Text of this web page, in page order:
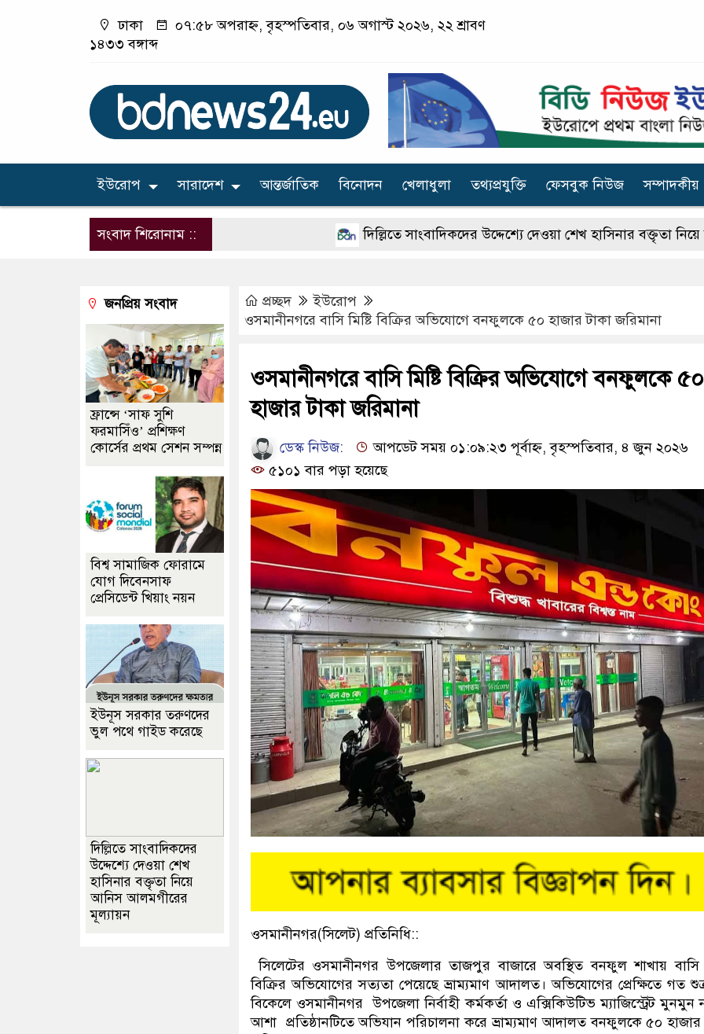
ঢাকা
০৭:৫৮ অপরাহ্ন, বৃহস্পতিবার, ০৬ অগাস্ট ২০২৬, ২২ শ্রাবণ
১৪৩৩ বঙ্গাব্দ
ইউরোপ সারাদেশ আন্তর্জাতিক বিনোদন খেলাধুলা তথ্যপ্রযুক্তি ফেসবুক নিউজ সম্পাদকীয়
সংবাদ শিরোনাম :: দিল্লিতে সাংবাদিকদের উদ্দেশ্যে দেওয়া শেখ হাসিনার বক্তৃতা নিয়ে
প্রচ্ছদ
ইউরোপ
ওসমানীনগরে বাসি মিষ্টি বিক্রির অভিযোগে বনফুলকে ৫০ হাজার টাকা জরিমানা
ওসমানীনগরে বাসি মিষ্টি বিক্রির অভিযোগে বনফুলকে ৫০
হাজার টাকা জরিমানা
ডেস্ক নিউজ:
আপডেট সময় ০১:০৯:২৩ পূর্বাহ্ন, বৃহস্পতিবার, ৪ জুন ২০২৬
৫১০১ বার পড়া হয়েছে
ওসমানীনগর(সিলেট) প্রতিনিধি::
সিলেটের ওসমানীনগর উপজেলার তাজপুর বাজারে অবস্থিত বনফুল শাখায় বাসি
বিক্রির অভিযোগের সত্যতা পেয়েছে ভ্রাম্যমাণ আদালত। অভিযোগের প্রেক্ষিতে গত
বিকেলে ওসমানীনগর উপজেলা নির্বাহী কর্মকর্তা ও এক্সিকিউটিভ ম্যাজিস্ট্রেট মুনমুন
আশা প্রতিষ্ঠানটিতে অভিযান পরিচালনা করে ভ্রাম্যমাণ আদালত বনফুলকে ৫০ হাজার
জনপ্রিয় সংবাদ
ফ্রান্সে ‘সাফ সুশি
ফরমাসিঁও’ প্রশিক্ষণ
কোর্সের প্রথম সেশন সম্পন্ন
বিশ্ব সামাজিক ফোরামে
যোগ দিবেনসাফ
প্রেসিডেন্ট খিয়াং নয়ন
ইউনূস সরকার তরুণদের
ভুল পথে গাইড করেছে
দিল্লিতে সাংবাদিকদের
উদ্দেশ্যে দেওয়া শেখ
হাসিনার বক্তৃতা নিয়ে
আনিস আলমগীরের
মূল্যায়ন